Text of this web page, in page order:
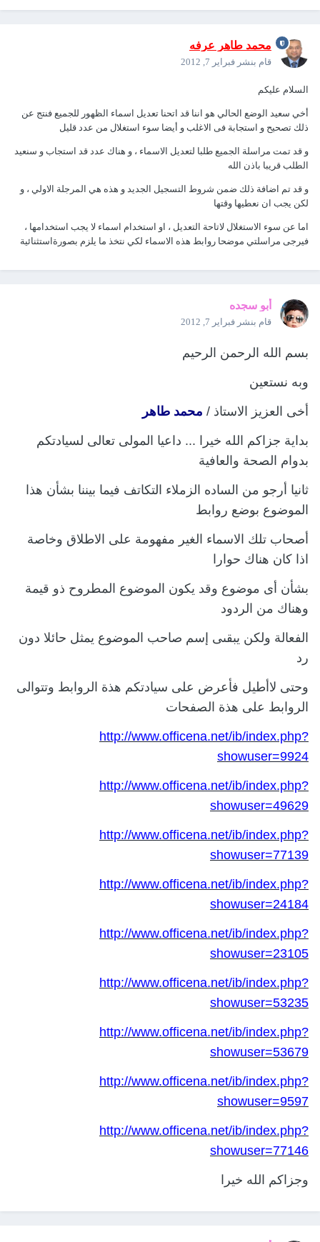
محمد طاهر عرفه
قام بنشر فبراير 7, 2012
السلام عليكم
أخي سعيد الوضع الحالي هو اننا قد اتحنا تعديل اسماء الظهور للجميع فنتج عن
ذلك تصحيح و استجابة فى الاغلب و أيضا سوء استغلال من عدد قليل
و قد تمت مراسلة الجميع طلبا لتعديل الاسماء ، و هناك عدد قد استجاب و سنعيد
الطلب قريبا باذن الله
و قد تم اضافة ذلك ضمن شروط التسجيل الجديد و هذه هي المرجلة الاولي ، و
لكن يجب ان نعطيها وقتها
اما عن سوء الاستغلال لاتاحة التعديل ، او استخدام اسماء لا يجب استخدامها ،
فيرجى مراسلتي موضحا روابط هذه الاسماء لكي نتخذ ما يلزم بصورةاستثنائية
أبو سجده
قام بنشر فبراير 7, 2012
بسم الله الرحمن الرحيم
وبه نستعين
أخى العزيز الاستاذ /محمد طاهر
بداية جزاكم الله خيرا ... داعيا المولى تعالى لسيادتكم
بدوام الصحة والعافية
ثانيا أرجو من الساده الزملاء التكاتف فيما بيننا بشأن هذا
الموضوع بوضع روابط
أصحاب تلك الاسماء الغير مفهومة على الاطلاق وخاصة
اذا كان هناك حوارا
بشأن أى موضوع وقد يكون الموضوع المطروح ذو قيمة
وهناك من الردود
الفعالة ولكن يبقىى إسم صاحب الموضوع يمثل حائلا دون
رد
وحتى لاأطيل فأعرض على سيادتكم هذة الروابط وتتوالى
الروابط على هذة الصفحات
http://www.officena.net/ib/index.php?
showuser=9924
http://www.officena.net/ib/index.php?
showuser=49629
http://www.officena.net/ib/index.php?
showuser=77139
http://www.officena.net/ib/index.php?
showuser=24184
http://www.officena.net/ib/index.php?
showuser=23105
http://www.officena.net/ib/index.php?
showuser=53235
http://www.officena.net/ib/index.php?
showuser=53679
http://www.officena.net/ib/index.php?
showuser=9597
http://www.officena.net/ib/index.php?
showuser=77146
وجزاكم الله خيرا